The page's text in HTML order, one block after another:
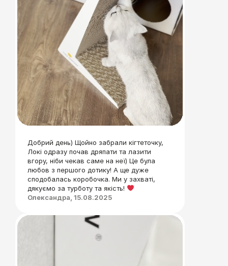
Добрий день) Щойно забрали кігтеточку,
Локі одразу почав дряпати та лазити
вгору, ніби чекав саме на неї) Це була
любов з першого дотику! А ще дуже
сподобалась коробочка. Ми у захваті,
дякуємо за турботу та якість!
Олександра, 15.08.2025